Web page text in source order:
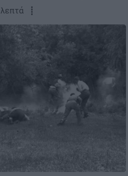
λεπτά ┋